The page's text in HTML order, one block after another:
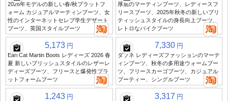
2026年モデルの新しい春/秋プラットフ
ォーム カジュアルマーティンブーツ、女
性のインターネットセレブ学生デザート
ブーツ、英国スタイルブーツ
厚底のマーティンブーツ、レディースフ
リースブーツ、2025年秋冬の新しいブリ
ティッシュスタイルの身長向上ブーツ、
レトロなバイクブーツ
5,173 円
Earl Cat Martin Boots レディーズ 2026 春
夏 新しいブリッシュスタイルのレザーレ
ディーズブーツ、フリースと爆発性プラ
ットフォームブーツ
7,330 円
ダフネ レディーズファッションのマーテ
ィンブーツ、秋冬の多用途ウォームブー
ツ、フリースカーゴブーツ、カジュアル
ブーティー、シングルブーツ
1,243 円 3,317 円